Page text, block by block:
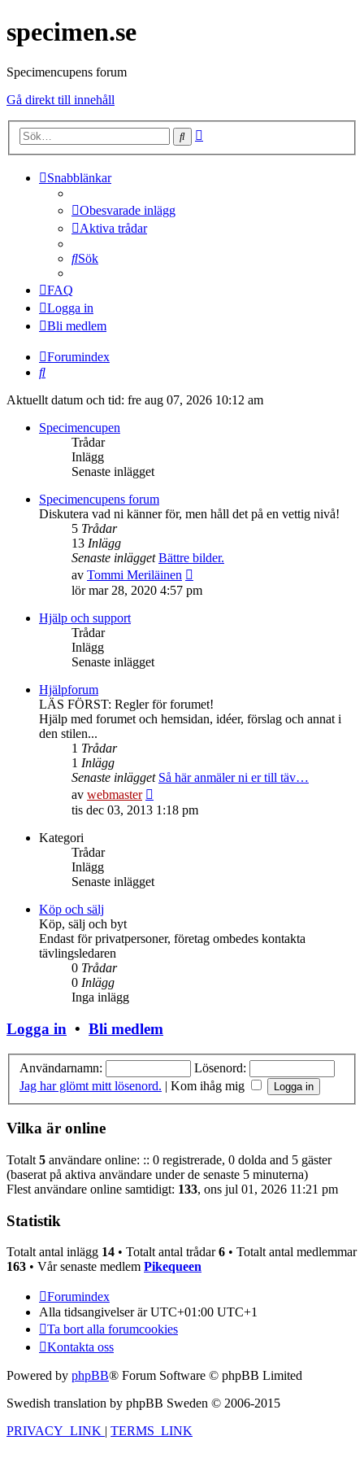
specimen.se
Specimencupens forum
Gå direkt till innehåll
Sök
Snabblänkar
Obesvarade inlägg
Aktiva trådar
Sök
FAQ
Logga in
Bli medlem
Forumindex
Sök
Aktuellt datum och tid: fre aug 07, 2026 10:12 am
Specimencupen
Trådar
Inlägg
Senaste inlägget
Specimencupens forum
Diskutera vad ni känner för, men håll det på en vettig nivå!
5 Trådar
13 Inlägg
Senaste inlägget Bättre bilder.
av Tommi Meriläinen
till
lör mar 28, 2020 4:57 pm
Hjälp och support
Trådar
Inlägg
Senaste inlägget
Hjälpforum
LÄS FÖRST: Regler för forumet!
Hjälp med forumet och hemsidan, idéer, förslag och annat i
den stilen...
1 Trådar
1 Inlägg
Senaste inlägget Så här anmäler ni er till täv…
av webmaster
till
tis dec 03, 2013 1:18 pm
Kategori
Trådar
Inlägg
Senaste inlägget
Köp och sälj
Köp, sälj och byt
Endast för privatpersoner, företag ombedes kontakta
tävlingsledaren
0 Trådar
0 Inlägg
Inga inlägg
Logga in • Bli medlem
Användarnamn:
Lösenord:
Jag har glömt mitt lösenord. | Kom ihåg mig
Vilka är online
Totalt 5 användare online: :: 0 registrerade, 0 dolda and 5 gäster
(baserat på aktiva användare under de senaste 5 minuterna)
Flest användare online samtidigt: 133, ons jul 01, 2026 11:21 pm
Statistik
Totalt antal inlägg 14 • Totalt antal trådar6 • Totalt antal medlemmar
163 • Vår senaste medlem Pikequeen
Forumindex
Alla tidsangivelser är UTC+01:00 UTC+1
Ta bort alla forumcookies
Kontakta oss
Powered by phpBB® Forum Software © phpBB Limited
Swedish translation by phpBB Sweden © 2006-2015
PRIVACY_LINK | TERMS_LINK